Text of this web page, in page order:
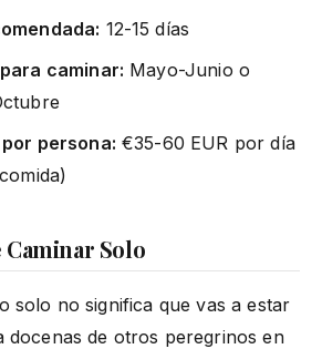
12-15 días
caminar: Mayo-Junio o
persona: €35-60 EUR por día
Solo
solo no significa que vas a estar
docenas de otros peregrinos en